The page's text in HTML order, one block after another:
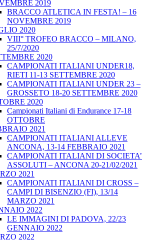
2019
BRACCO ATLETICA IN FESTA! – 16
NOVEMBRE 2019
2020
VIII° TROFEO BRACCO – MILANO,
25/7/2020
2020
CAMPIONATI ITALIANI UNDER18,
RIETI 11-13 SETTEMBRE 2020
CAMPIONATI ITALIANI UNDER 23 –
GROSSETO 18-20 SETTEMBRE 2020
2020
Campionati Italiani di Endurance 17-18
OTTOBRE
2021
CAMPIONATI ITALIANI ALLEVE
ANCONA, 13-14 FEBBRAIO 2021
CAMPIONATI ITALIANI DI SOCIETA’
ASSOLUTI – ANCONA 20-21/02/2021
2021
CAMPIONATI ITALIANI DI CROSS –
CAMPI DI BISENZIO (FI), 13/14
MARZO 2021
2022
LE IMMAGINI DI PADOVA, 22/23
GENNAIO 2022
2022